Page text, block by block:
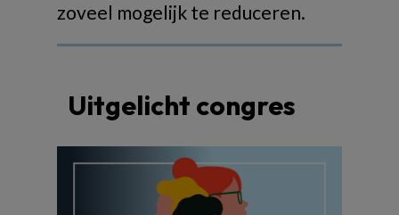
zoveel mogelijk te reduceren.
Uitgelicht congres